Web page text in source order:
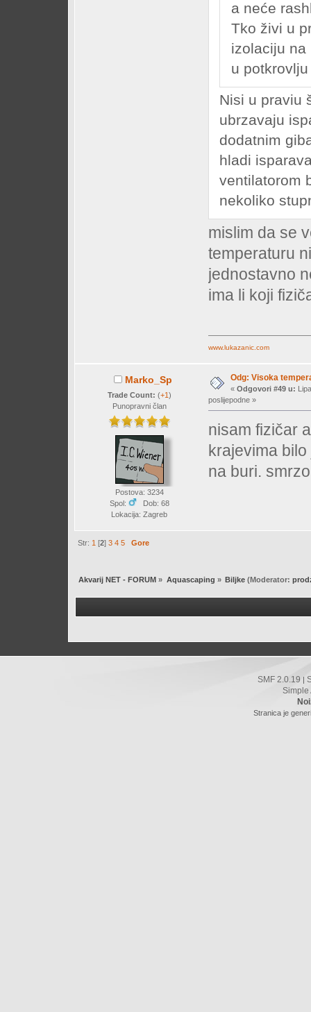
a neće
Tko živi u
izolaciju na
u
Nisi u praviu
ubrzavaju
dodatnim
hladi
ventilatorom
nekoliko
mislim da se
temperaturu
jednostavno
ima li koji
www.lukazanic.com
Marko_Sp
Trade Count: (+1)
Punopravni član
Postova: 3234
Spol:
Dob: 68
Lokacija: Zagreb
Odg: Visoka
« Odgovori #49 u:
poslijepodne »
nisam fizičar
krajevima
na buri.
Str: 1 [2]3 4 5 Gore
Akvarij NET - FORUM » Aquascaping » Biljke (Moderator:
SMF 2.0.19 |
Simple
Stranica je